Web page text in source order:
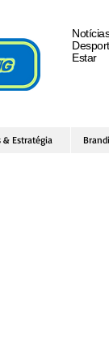
Estar
& Estratégia